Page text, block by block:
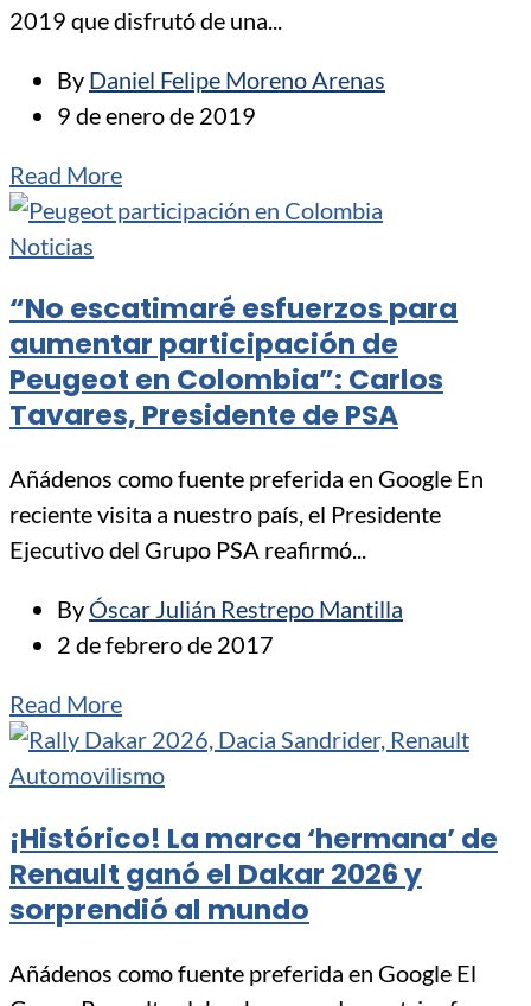
2019 que disfrutó de una...
By Daniel Felipe Moreno Arenas
9 de enero de 2019
Read More
Noticias
“No escatimaré esfuerzos para
aumentar participación de
Peugeot en Colombia”: Carlos
Tavares, Presidente de PSA
Añádenos como fuente preferida en Google En
reciente visita a nuestro país, el Presidente
Ejecutivo del Grupo PSA reafirmó...
By Óscar Julián Restrepo Mantilla
2 de febrero de 2017
Read More
Automovilismo
¡Histórico! La marca ‘hermana’ de
Renault ganó el Dakar 2026 y
sorprendió al mundo
Añádenos como fuente preferida en Google El